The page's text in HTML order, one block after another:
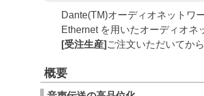
Dante(TM)オーディオネットワ
Ethernet を用いたオーディオネ
[受注生産] ご注文いただいてか
概要